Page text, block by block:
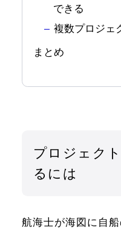
できる
複数プロジェ
まとめ
プロジェク
るには
航海士が海図に自